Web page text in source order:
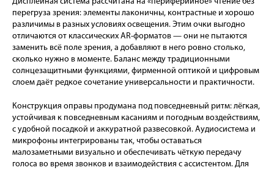
перегруза зрения: элементы лаконичны, контрастные и хорошо
различимы в разных условиях освещения. Этим очки выгодно
отличаются от классических AR-форматов — они не пытаются
заменить всё поле зрения, а добавляют в него ровно столько,
сколько нужно в моменте. Баланс между традиционными
солнцезащитными функциями, фирменной оптикой и цифровым
слоем даёт редкое сочетание универсальности и практичности.
Конструкция оправы продумана под повседневный ритм: лёгкая,
устойчивая к повседневным касаниям и погодным воздействиям,
с удобной посадкой и аккуратной развесовкой. Аудиосистема и
микрофоны интегрированы так, чтобы оставаться
малозаметными визуально и обеспечивать чёткую передачу
голоса во время звонков и взаимодействия с ассистентом. Для